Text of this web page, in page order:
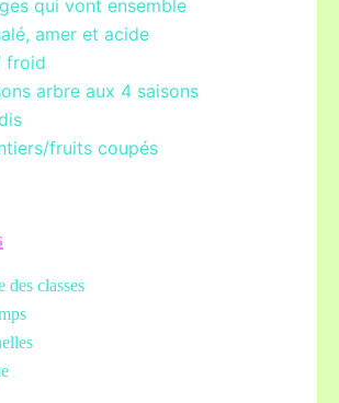
qui vont ensemble
amer et acide
froid
arbre aux 4 saisons
fruits coupés
des classes